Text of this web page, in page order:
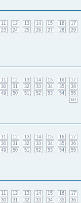
11 12 13 14 15 16
17
23 24 25 26 27 28 29
11 12 13 14 15 16
17
30 31 32 33 34 35
36
49 50 51 52 53 54
55
60
11 12 13 14 15 16
17
30 31 32 33 34 35
36
49 50 51 52 53 54 55
11 12 13 14 15 16
17
30 31 32 33 34 35
36